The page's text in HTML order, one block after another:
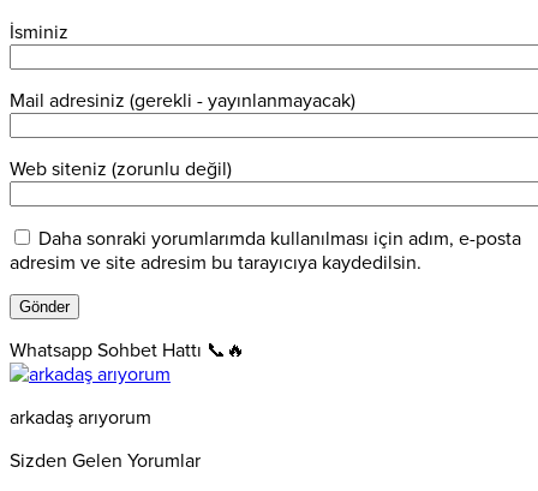
İsminiz
Mail adresiniz (gerekli - yayınlanmayacak)
Web siteniz (zorunlu değil)
Daha sonraki yorumlarımda kullanılması için adım, e-posta
adresim ve site adresim bu tarayıcıya kaydedilsin.
Whatsapp Sohbet Hattı 📞🔥
arkadaş arıyorum
Sizden Gelen Yorumlar